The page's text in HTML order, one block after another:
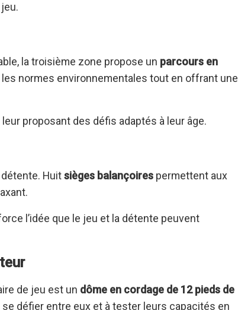
la troisième zone propose un parcours en
normes environnementales tout en offrant une
proposant des défis adaptés à leur âge.
Huitsièges balançoires permettent aux
l’idée que le jeu et la détente peuvent
de jeu est un dôme en cordage de 12 pieds de
défier entre eux et à tester leurs capacités en